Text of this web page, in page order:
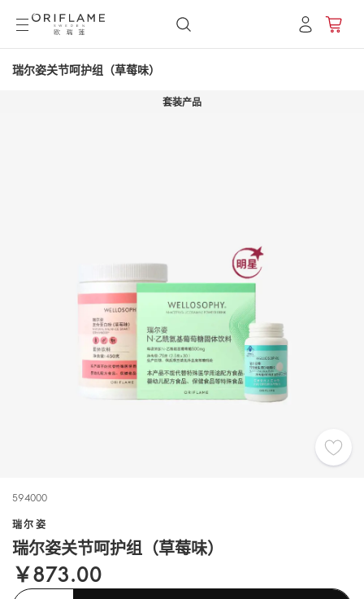
瑞尔姿关节呵护组（草莓味）
套装产品
594000
瑞尔姿
瑞尔姿关节呵护组（草莓味）
￥873.00